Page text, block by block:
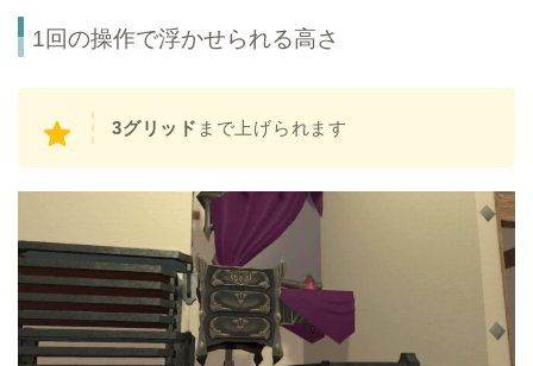
1回の操作で浮かせられる高さ
3グリッド まで上げられます